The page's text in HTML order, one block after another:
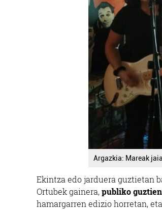
Argazkia: Mareak
Ekintza edo jarduera guztietan
Ortubek gainera,publiko
hamargarren edizio horretan,